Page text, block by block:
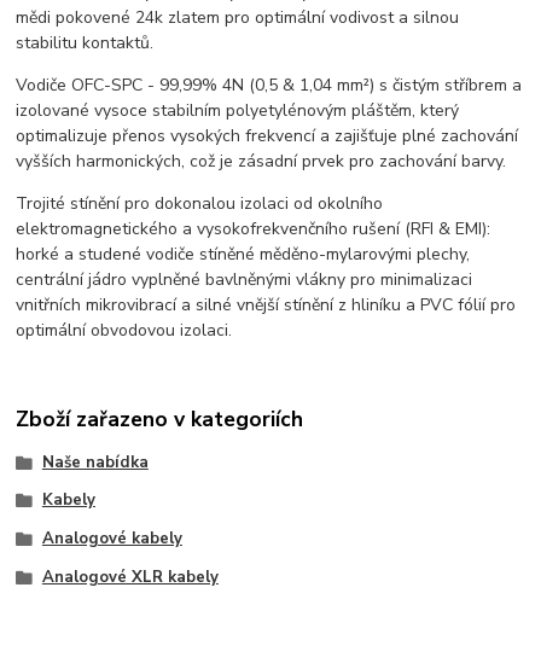
mědi pokovené 24k zlatem pro optimální vodivost a silnou
stabilitu kontaktů.
Vodiče OFC-SPC - 99,99% 4N (0,5 & 1,04 mm²) s čistým stříbrem a
izolované vysoce stabilním polyetylénovým pláštěm, který
optimalizuje přenos vysokých frekvencí a zajišťuje plné zachování
vyšších harmonických, což je zásadní prvek pro zachování barvy.
Trojité stínění pro dokonalou izolaci od okolního
elektromagnetického a vysokofrekvenčního rušení (RFI & EMI):
horké a studené vodiče stíněné měděno-mylarovými plechy,
centrální jádro vyplněné bavlněnými vlákny pro minimalizaci
vnitřních mikrovibrací a silné vnější stínění z hliníku a PVC fólií pro
optimální obvodovou izolaci.
Zboží zařazeno v kategoriích
Naše nabídka
Kabely
Analogové kabely
Analogové XLR kabely